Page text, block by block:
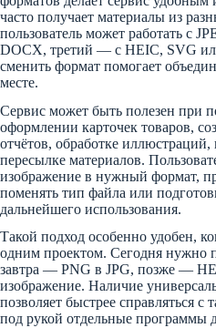
часто получает материалы из
пользователь может работать с
DOCX, третий — с HEIC, SVG
сменить формат помогает
месте.
Сервис может быть полезен при
оформлении карточек товаров,
отчётов, обработке
пересылке материалов.
изображение в нужный формат,
поменять тип файла или
дальнейшего использования.
Такой подход особенно удобен,
одним проектом. Сегодня нужно
завтра — PNG в JPG, позже —
изображение. Наличие
позволяет быстрее справляться с
под рукой отдельные программы